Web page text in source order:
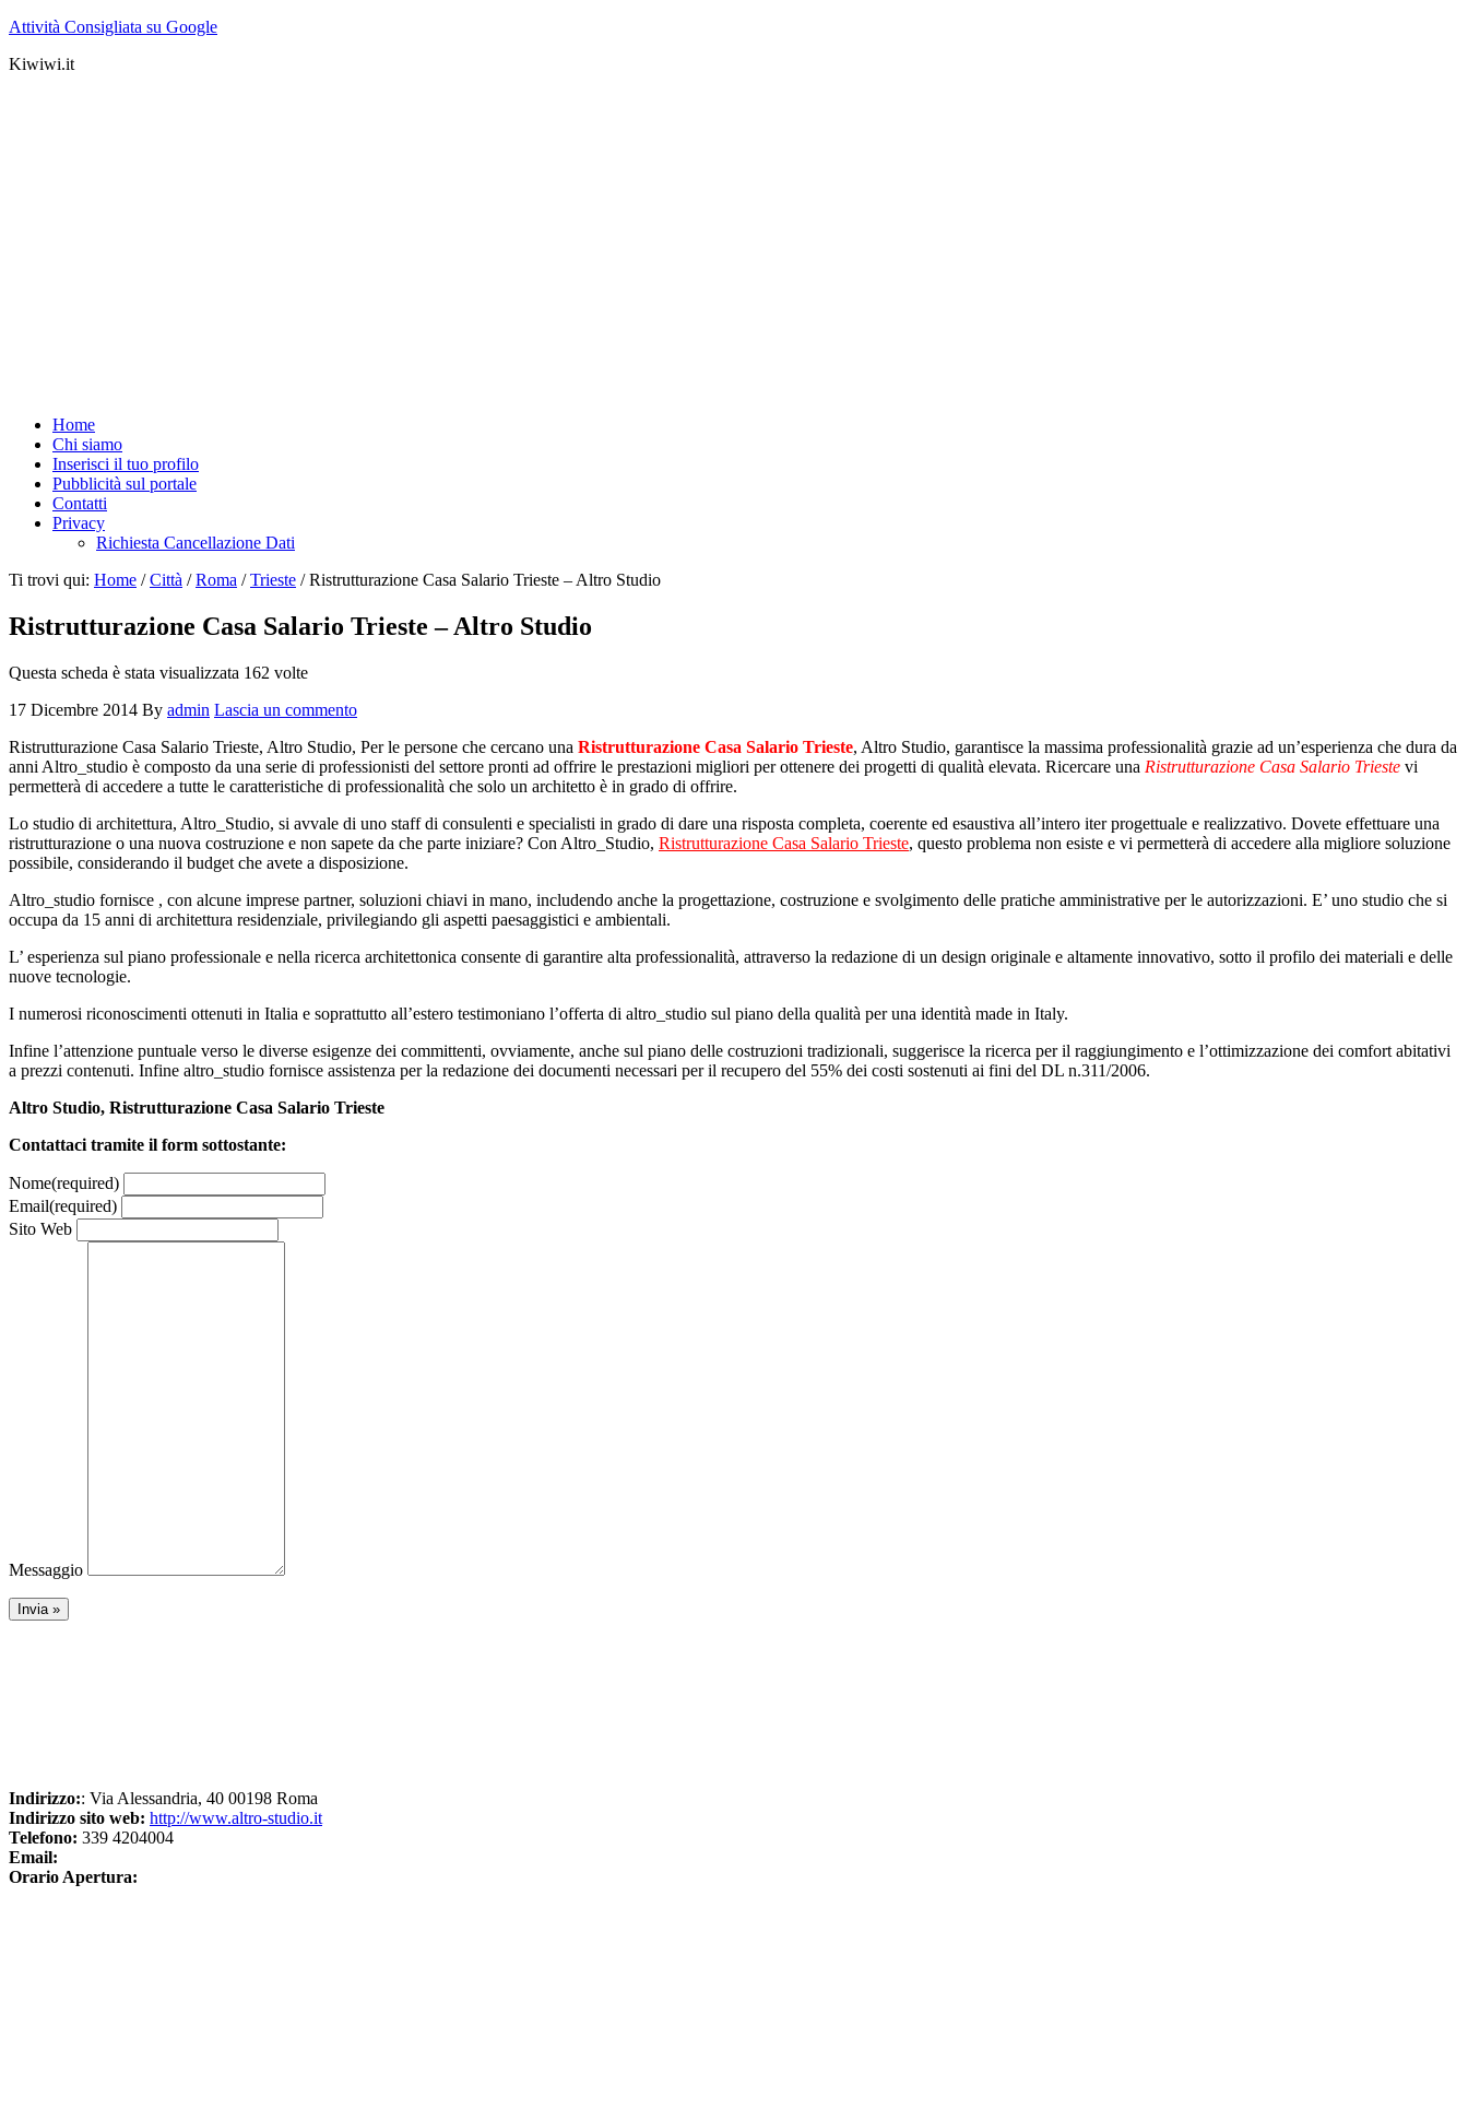
Attività Consigliata su Google
Kiwiwi.it
Home
Chi siamo
Inserisci il tuo profilo
Pubblicità sul portale
Contatti
Privacy
Richiesta Cancellazione Dati
Ti trovi qui: Home / Città / Roma / Trieste /Ristrutturazione Casa Salario Trieste – Altro Studio
Ristrutturazione Casa Salario Trieste – Altro Studio
Questa scheda è stata visualizzata 162 volte
17 Dicembre 2014 By admin Lascia un commento
Ristrutturazione Casa Salario Trieste, Altro Studio, Per le persone che cercano una Ristrutturazione Casa Salario Trieste, Altro Studio, garantisce la massima professionalità grazie ad un’esperienza che dura da
anni Altro_studio è composto da una serie di professionisti del settore pronti ad offrire le prestazioni migliori per ottenere dei progetti di qualità elevata. Ricercare una Ristrutturazione Casa Salario Trieste vi
permetterà di accedere a tutte le caratteristiche di professionalità che solo un architetto è in grado di offrire.
Lo studio di architettura, Altro_Studio, si avvale di uno staff di consulenti e specialisti in grado di dare una risposta completa, coerente ed esaustiva all’intero iter progettuale e realizzativo. Dovete effettuare una
ristrutturazione o una nuova costruzione e non sapete da che parte iniziare? Con Altro_Studio, Ristrutturazione Casa Salario Trieste, questo problema non esiste e vi permetterà di accedere alla migliore soluzione
possibile, considerando il budget che avete a disposizione.
Altro_studio fornisce , con alcune imprese partner, soluzioni chiavi in mano, includendo anche la progettazione, costruzione e svolgimento delle pratiche amministrative per le autorizzazioni. E’ uno studio che si
occupa da 15 anni di architettura residenziale, privilegiando gli aspetti paesaggistici e ambientali.
L’ esperienza sul piano professionale e nella ricerca architettonica consente di garantire alta professionalità, attraverso la redazione di un design originale e altamente innovativo, sotto il profilo dei materiali e delle
nuove tecnologie.
I numerosi riconoscimenti ottenuti in Italia e soprattutto all’estero testimoniano l’offerta di altro_studio sul piano della qualità per una identità made in Italy.
Infine l’attenzione puntuale verso le diverse esigenze dei committenti, ovviamente, anche sul piano delle costruzioni tradizionali, suggerisce la ricerca per il raggiungimento e l’ottimizzazione dei comfort abitativi
a prezzi contenuti. Infine altro_studio fornisce assistenza per la redazione dei documenti necessari per il recupero del 55% dei costi sostenuti ai fini del DL n.311/2006.
Altro Studio, Ristrutturazione Casa Salario Trieste
Contattaci tramite il form sottostante:
Nome(required)
Email(required)
Sito Web
Messaggio
Indirizzo:: Via Alessandria, 40 00198 Roma
Indirizzo sito web: http://www.altro-studio.it
Telefono: 339 4204004
Email:
Orario Apertura: